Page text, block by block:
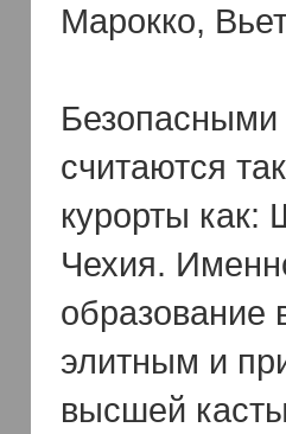
Марокко,
Безопасными
считаются
курорты как:
Чехия.
образование
элитным и
высшей